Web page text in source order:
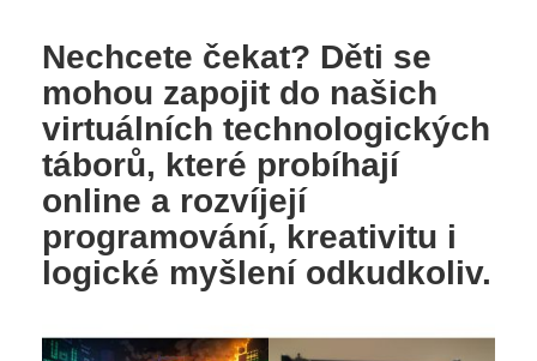
Nechcete čekat? Děti se
mohou zapojit do našich
virtuálních technologických
táborů, které probíhají
online a rozvíjejí
programování, kreativitu i
logické myšlení odkudkoliv.